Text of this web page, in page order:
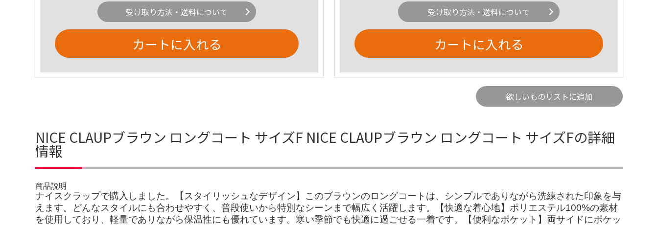
受け取り方法・送料について
カートに入れる
受け取り方法・送料について
カートに入れる
欲しいものリストに追加
NICE CLAUPブラウン ロングコート サイズF NICE CLAUPブラウン ロングコート サイズFの詳細
情報
商品説明
ナイスクラップで購入しました。【スタイリッシュなデザイン】このブラウンのロングコートは、シンプルでありながら洗練された印象を与
えます。どんなスタイルにも合わせやすく、普段使いから特別なシーンまで幅広く活躍します。【快適な着心地】ポリエステル100%の素材
を使用しており、軽量でありながら保温性にも優れています。寒い季節でも快適に過ごせる一着です。【便利なポケット】両サイドにポケッ